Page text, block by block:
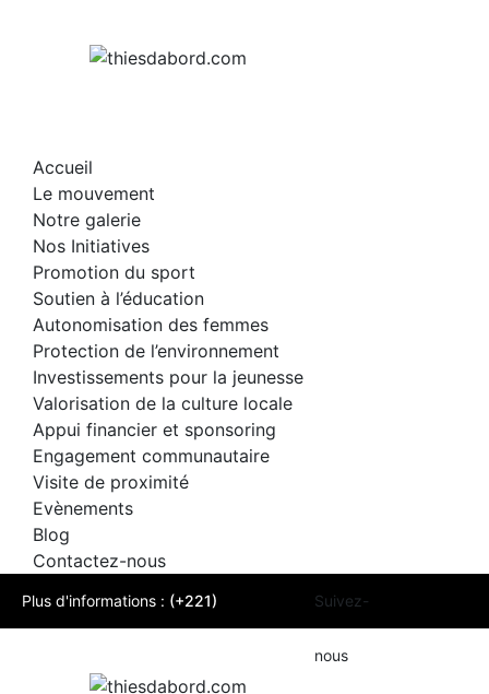
Accueil
Le mouvement
Notre galerie
Nos Initiatives
Promotion du sport
Soutien à l’éducation
Autonomisation des femmes
Protection de l’environnement
Investissements pour la jeunesse
Valorisation de la culture locale
Appui financier et sponsoring
Engagement communautaire
Visite de proximité
Evènements
Blog
Contactez-nous
Plus d'informations : (+221) Suivez-
nous